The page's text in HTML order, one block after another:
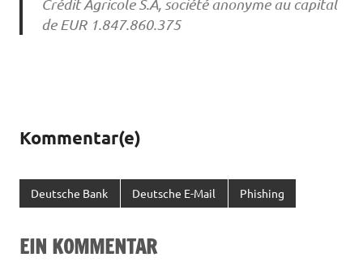
Crédit Agricole S.A, société anonyme au capital
de EUR 1.847.860.375
Kommentar(e)
Deutsche Bank Deutsche E-Mail Phishing
EIN KOMMENTAR